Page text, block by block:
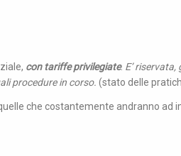
con tariffe privilegiate. E’
procedure in corso. (stato delle
che costantemente andranno ad